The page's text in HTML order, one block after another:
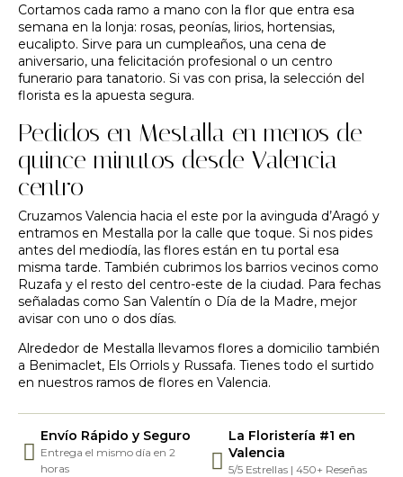
Cortamos cada ramo a mano con la flor que entra esa
semana en la lonja: rosas, peonías, lirios, hortensias,
eucalipto. Sirve para un cumpleaños, una cena de
aniversario, una felicitación profesional o un centro
funerario para tanatorio. Si vas con prisa, la selección del
florista es la apuesta segura.
Pedidos en Mestalla en menos de
quince minutos desde Valencia
centro
Cruzamos Valencia hacia el este por la avinguda d’Aragó y
entramos en Mestalla por la calle que toque. Si nos pides
antes del mediodía, las flores están en tu portal esa
misma tarde. También cubrimos los barrios vecinos como
Ruzafa y el resto del centro-este de la ciudad. Para fechas
señaladas como San Valentín o Día de la Madre, mejor
avisar con uno o dos días.
Alrededor de Mestalla llevamos flores a domicilio también
a Benimaclet, Els Orriols y Russafa. Tienes todo el surtido
en nuestros ramos de flores en Valencia.
Envío Rápido y Seguro
Entrega el mismo día en 2
horas
La Floristería #1 en
Valencia
5/5 Estrellas | 450+ Reseñas